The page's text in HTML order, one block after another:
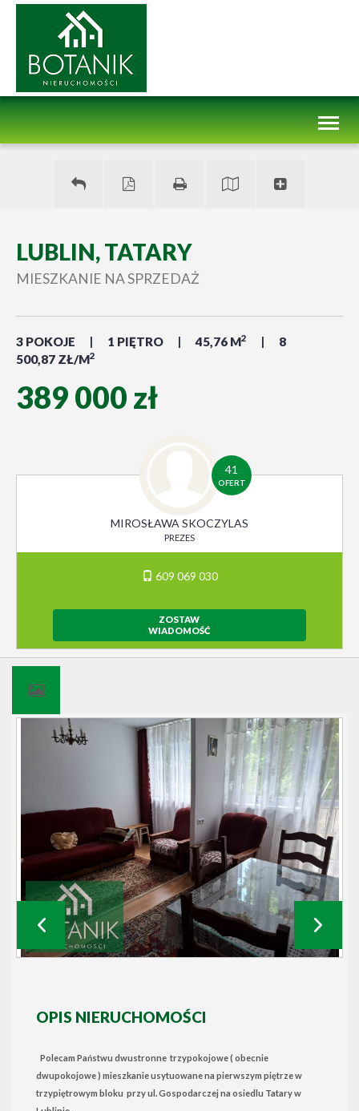
LUBLIN, TATARY
MIESZKANIE NA SPRZEDAŻ
3 POKOJE 1 PIĘTRO 45,76 M2
8
500,87 ZŁ/M2
389 000 zł
41
OFERT
MIROSŁAWA SKOCZYLAS
PREZES
609 069 030
ZOSTAW
WIADOMOŚĆ
OPIS NIERUCHOMOŚCI
Polecam Państwu dwustronne trzypokojowe ( obecnie
dwupokojowe ) mieszkanie usytuowane na pierwszym piętrze w
trzypiętrowym bloku przy ul. Gospodarczej na osiedlu Tatary w